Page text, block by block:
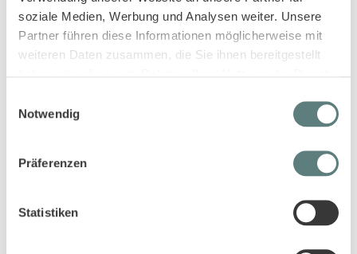
soziale Medien, Werbung und Analysen weiter. Unsere
Partner führen diese Informationen möglicherweise mit
weiteren Daten zusammen, die Sie ihnen bereitgestellt
Notwendig
Präferenzen
Statistiken
Kinder Shorts in dunklem Petrol,
Sweathose für Kinder in dunklem